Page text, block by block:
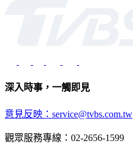
深入時事，一觸即見
意見反映：service@tvbs.com.tw
觀眾服務專線：02-2656-1599